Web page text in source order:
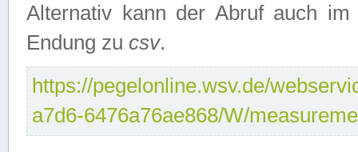
Alternativ kann der Abruf auch
Endung zu csv.
https://pegelonline.wsv.de/
a7d6-6476a76ae868/W/